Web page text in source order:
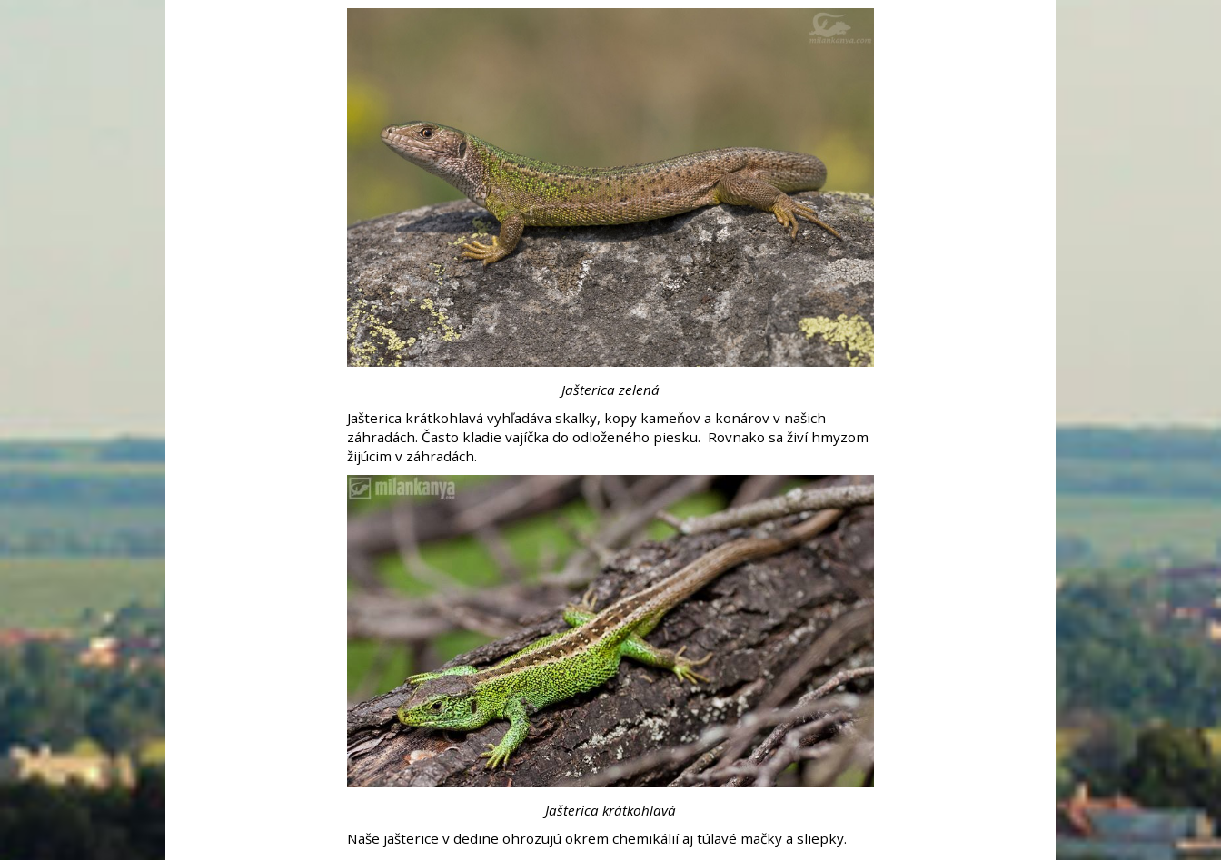
Jašterica zelená
Jašterica krátkohlavá vyhľadáva skalky, kopy kameňov a konárov v našich
záhradách. Často kladie vajíčka do odloženého piesku. Rovnako sa živí hmyzom
žijúcim v záhradách.
Jašterica krátkohlavá
Naše jašterice v dedine ohrozujú okrem chemikálií aj túlavé mačky a sliepky.